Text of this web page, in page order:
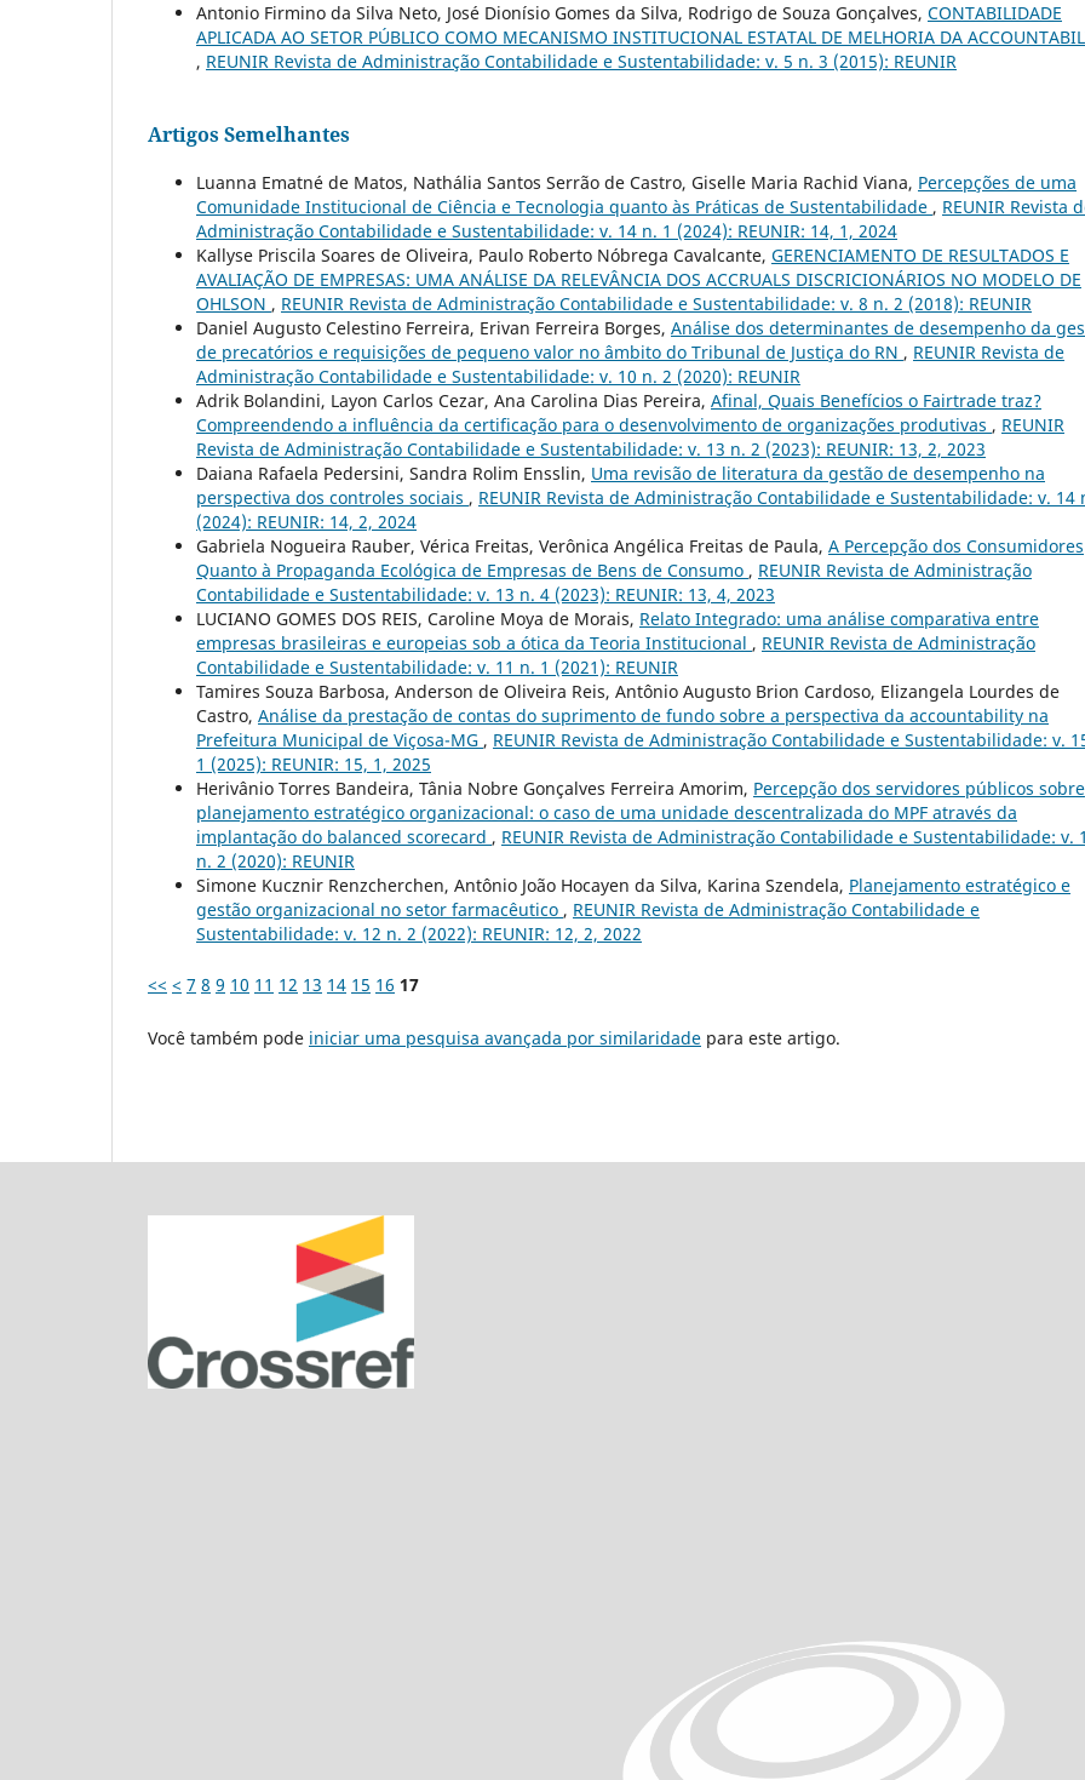
Antonio Firmino da Silva Neto, José Dionísio Gomes da Silva, Rodrigo de Souza Gonçalves, CONTABILIDADE
APLICADA AO SETOR PÚBLICO COMO MECANISMO INSTITUCIONAL ESTATAL DE MELHORIA DA
, REUNIR Revista de Administração Contabilidade e Sustentabilidade: v. 5 n. 3 (2015): REUNIR
Artigos Semelhantes
Luanna Ematné de Matos, Nathália Santos Serrão de Castro, Giselle Maria Rachid Viana, Percepções de uma
Comunidade Institucional de Ciência e Tecnologia quanto às Práticas de Sustentabilidade , REUNIR Revista
Administração Contabilidade e Sustentabilidade: v. 14 n. 1 (2024): REUNIR: 14, 1, 2024
Kallyse Priscila Soares de Oliveira, Paulo Roberto Nóbrega Cavalcante, GERENCIAMENTO DE RESULTADOS E
AVALIAÇÃO DE EMPRESAS: UMA ANÁLISE DA RELEVÂNCIA DOS ACCRUALS DISCRICIONÁRIOS NO MODELO DE
OHLSON , REUNIR Revista de Administração Contabilidade e Sustentabilidade: v. 8 n. 2 (2018): REUNIR
Daniel Augusto Celestino Ferreira, Erivan Ferreira Borges, Análise dos determinantes de desempenho da
de precatórios e requisições de pequeno valor no âmbito do Tribunal de Justiça do RN , REUNIR Revista de
Administração Contabilidade e Sustentabilidade: v. 10 n. 2 (2020): REUNIR
Adrik Bolandini, Layon Carlos Cezar, Ana Carolina Dias Pereira, Afinal, Quais Benefícios o Fairtrade traz?
Compreendendo a influência da certificação para o desenvolvimento de organizações produtivas , REUNIR
Revista de Administração Contabilidade e Sustentabilidade: v. 13 n. 2 (2023): REUNIR: 13, 2, 2023
Daiana Rafaela Pedersini, Sandra Rolim Ensslin, Uma revisão de literatura da gestão de desempenho na
perspectiva dos controles sociais , REUNIR Revista de Administração Contabilidade e Sustentabilidade: v. 14
(2024): REUNIR: 14, 2, 2024
Gabriela Nogueira Rauber, Vérica Freitas, Verônica Angélica Freitas de Paula, A Percepção dos Consumidores
Quanto à Propaganda Ecológica de Empresas de Bens de Consumo , REUNIR Revista de Administração
Contabilidade e Sustentabilidade: v. 13 n. 4 (2023): REUNIR: 13, 4, 2023
LUCIANO GOMES DOS REIS, Caroline Moya de Morais, Relato Integrado: uma análise comparativa entre
empresas brasileiras e europeias sob a ótica da Teoria Institucional , REUNIR Revista de Administração
Contabilidade e Sustentabilidade: v. 11 n. 1 (2021): REUNIR
Tamires Souza Barbosa, Anderson de Oliveira Reis, Antônio Augusto Brion Cardoso, Elizangela Lourdes de
Castro, Análise da prestação de contas do suprimento de fundo sobre a perspectiva da accountability na
Prefeitura Municipal de Viçosa-MG , REUNIR Revista de Administração Contabilidade e Sustentabilidade: v.
1 (2025): REUNIR: 15, 1, 2025
Herivânio Torres Bandeira, Tânia Nobre Gonçalves Ferreira Amorim, Percepção dos servidores públicos sobre
planejamento estratégico organizacional: o caso de uma unidade descentralizada do MPF através da
implantação do balanced scorecard , REUNIR Revista de Administração Contabilidade e Sustentabilidade: v.
n. 2 (2020): REUNIR
Simone Kucznir Renzcherchen, Antônio João Hocayen da Silva, Karina Szendela, Planejamento estratégico e
gestão organizacional no setor farmacêutico , REUNIR Revista de Administração Contabilidade e
Sustentabilidade: v. 12 n. 2 (2022): REUNIR: 12, 2, 2022
<< < 7 8 9 10 11 12 13 14 15 16 17
Você também pode iniciar uma pesquisa avançada por similaridade para este artigo.